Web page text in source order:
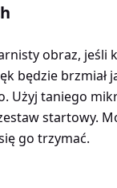
obraz, jeśli
będzie brzmiał
Użyj taniego
startowy.
go trzymać.